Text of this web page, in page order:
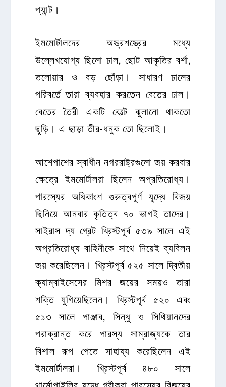
প্যান্ট।
ইমমোর্টালদের অস্ত্রশস্ত্রের মধ্যে
উল্লেখযোগ্য ছিলো ঢাল, ছোট আকৃতির বর্শা,
তলোয়ার ও বড় ছোঁড়া। সাধারণ ঢালের
পরিবর্তে তারা ব্যবহার করতেন বেতের ঢাল।
বেতের তৈরী একটি বেল্টে ঝুলানো থাকতো
ছুড়ি। এ ছাড়া তীর-ধনুক তো ছিলোই।
আশেপাশের স্বাধীন নগররাষ্ট্রগুলো জয় করবার
ক্ষেত্রে ইমমোর্টালরা ছিলেন অপ্রতিরোধ্য।
পারস্যের অধিকাংশ গুরুত্বপূর্ণ যুদ্ধে বিজয়
ছিনিয়ে আনবার কৃতিত্ব ৭০ ভাগই তাদের।
সাইরাস দ্য গ্রেট খ্রিস্টপূর্ব ৫৩৯ সালে এই
অপ্রতিরোধ্য বাহিনীকে সাথে নিয়েই ব্যবিলন
জয় করেছিলেন। খ্রিস্টপূর্ব ৫২৫ সালে দ্বিতীয়
ক্যাম্বাইসেসের মিশর জয়ের সময়ও তারা
শক্তি যুগিয়েছিলেন। খ্রিস্টপূর্ব ৫২০ এবং
৫১৩ সালে পাঞ্জাব, সিন্ধু ও সিথিয়ানদের
পরাক্রান্ত করে পারস্য সাম্রাজ্যকে তার
বিশাল রূপ পেতে সাহায্য করেছিলেন এই
ইমমোর্টালরা। খ্রিস্টপূর্ব ৪৮০ সালে